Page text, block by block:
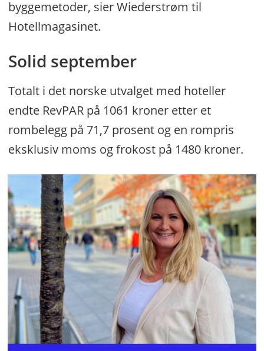
byggemetoder, sier Wiederstrøm til
Hotellmagasinet.
Solid september
Totalt i det norske utvalget med hoteller
endte RevPAR på 1061 kroner etter et
rombelegg på 71,7 prosent og en rompris
eksklusiv moms og frokost på 1480 kroner.